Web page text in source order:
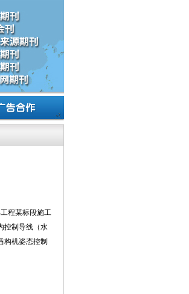
程某标段施工
控制导线（水
构机姿态控制